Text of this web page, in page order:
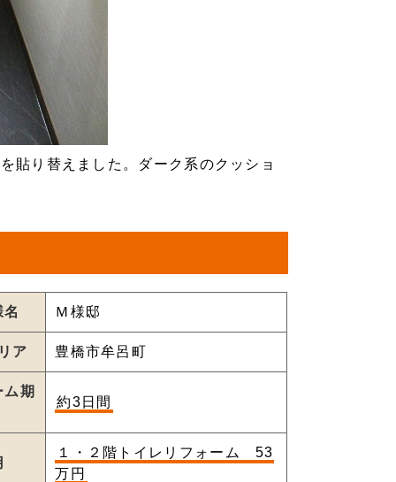
貼り替えました。ダーク系のクッショ
Ｍ様邸
ア 豊橋市牟呂町
ム期
約3日間
１・２階トイレリフォーム 53
万円